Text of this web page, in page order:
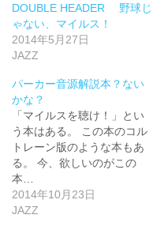
DOUBLE HEADER 野球じ
ゃない、マイルス！
2014年5月27日
JAZZ
パーカー音源解説本？ない
かな？
「マイルスを聴け！」とい
う本はある。 この本のコル
トレーン版のような本もあ
る。 今、欲しいのがこの
本…
2014年10月23日
JAZZ